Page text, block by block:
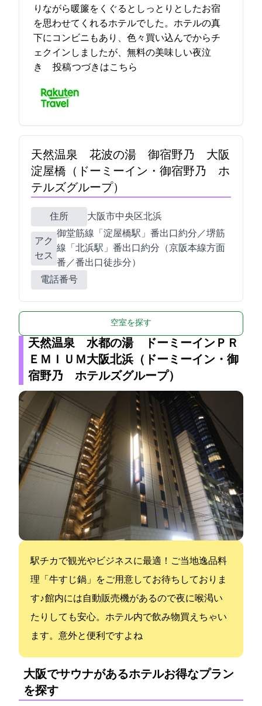
りながら暖簾をくぐるとしっとりとしたお宿
を思わせてくれるホテルでした。ホテルの真
下にコンビニもあり、色々買い込んでからチ
ェクインしましたが、無料の美味しい夜泣
き… 2023-04-06 19:56:16投稿つづきはこちら
天然温泉 花波の湯 御宿野乃 大阪
淀屋橋（ドーミーイン・御宿野乃 ホ
テルズグループ）
住所 大阪市中央区北浜2-5-19
アク
セス
御堂筋線「淀屋橋駅」1番出口約5分／堺筋
線「北浜駅」2番出口約3分（京阪本線方面20
番／21番出口徒歩1分）
電話番号
空室を探す
天然温泉 水都の湯 ドーミーインＰＲ
ＥＭＩＵＭ大阪北浜（ドーミーイン・御
宿野乃 ホテルズグループ）
駅チカで観光やビジネスに最適！ご当地逸品料
理「牛すじ鍋」をご用意してお待ちしておりま
す♪ 館内には自動販売機があるので夜に喉渇い
たりしても安心。ホテル内で飲み物買えちゃい
ます。意外と便利ですよね
大阪でサウナがあるホテル:お得なプラン
を探す